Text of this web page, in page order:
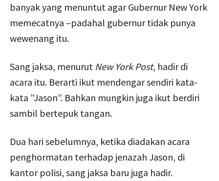
banyak yang menuntut agar Gubernur New York
memecatnya –padahal gubernur tidak punya
wewenang itu.
Sang jaksa, menurut New York Post, hadir di
acara itu. Berarti ikut mendengar sendiri kata-
kata ”Jason”. Bahkan mungkin juga ikut berdiri
sambil bertepuk tangan.
Dua hari sebelumnya, ketika diadakan acara
penghormatan terhadap jenazah Jason, di
kantor polisi, sang jaksa baru juga hadir.